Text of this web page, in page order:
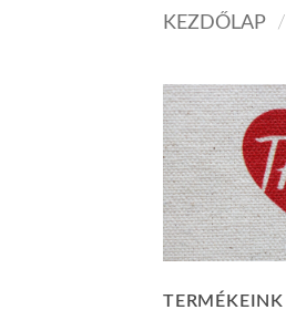
KEZDŐLAP /
TERMÉKEINK